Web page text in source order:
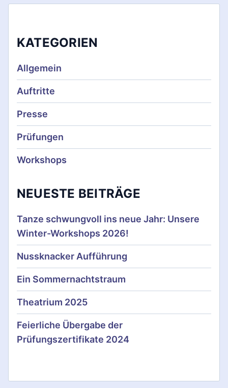
r
a
g
s
n
a
v
a
o
n
KATEGORIEN
Allgemein
Auftritte
Presse
Prüfungen
Workshops
NEUESTE BEITRÄGE
Tanze schwungvoll ins neue Jahr: Unsere
Winter-Workshops 2026!
Nussknacker Aufführung
Ein Sommernachtstraum
Theatrium 2025
Feierliche Übergabe der
Prüfungszertifikate 2024